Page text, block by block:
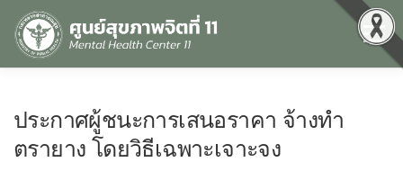
Menu
ประกาศผู้ชนะการเสนอราคา จ้างทำ
ตรายาง โดยวิธีเฉพาะเจาะจง